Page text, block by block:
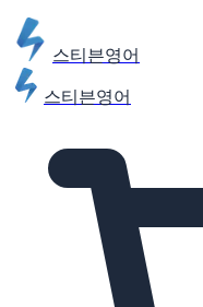
스티븐영어
스티븐영어